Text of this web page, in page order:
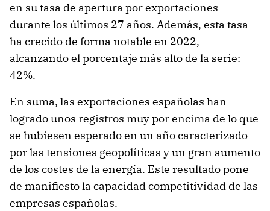
en su tasa de apertura por exportaciones
durante los últimos 27 años. Además, esta tasa
ha crecido de forma notable en 2022,
alcanzando el porcentaje más alto de la serie:
42%.
En suma, las exportaciones españolas han
logrado unos registros muy por encima de lo que
se hubiesen esperado en un año caracterizado
por las tensiones geopolíticas y un gran aumento
de los costes de la energía. Este resultado pone
de manifiesto la capacidad competitividad de las
empresas españolas.